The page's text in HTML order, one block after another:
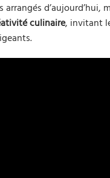
culinaire, invitant